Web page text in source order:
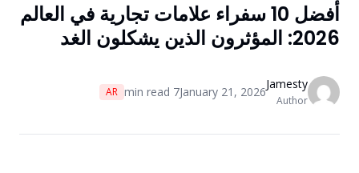
أفضل 10 سفراء علامات تجارية في العالم
2026: المؤثرون الذين يشكلون الغد
Jamesty
Author
January 21, 2026
7
AR